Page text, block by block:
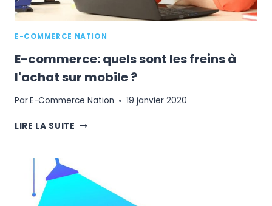
E-COMMERCE NATION
E-commerce: quels sont les freins à
l'achat sur mobile ?
ParE-Commerce Nation 19 janvier 2020
LIRE LA SUITE E-
LES
FREINS